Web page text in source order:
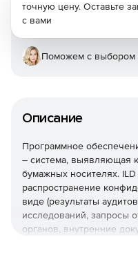
Описание
Программное
– система, выявляющая
бумажных носителях.
распространение
виде (результаты
исследований, запросы
органов, внутренние
точную цену. Оставьте
с вами
Поможем с выбором